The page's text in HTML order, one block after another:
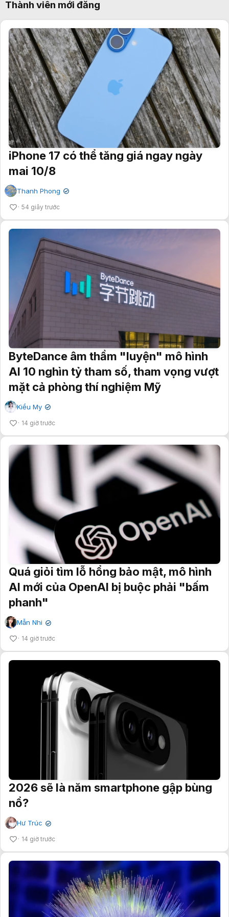
Thành viên mới đăng
iPhone 17 có thể tăng giá ngay ngày
mai 10/8
Thanh Phong ✔
54 giây trước
ByteDance âm thầm "luyện" mô hình
AI 10 nghìn tỷ tham số, tham vọng vượt
mặt cả phòng thí nghiệm Mỹ
Kiều My ✔
14 giờ trước
Quá giỏi tìm lỗ hổng bảo mật, mô hình
AI mới của OpenAI bị buộc phải "bấm
phanh"
Mẫn Nhi ✔
14 giờ trước
2026 sẽ là năm smartphone gập bùng
nổ?
Hư Trúc ✔
14 giờ trước